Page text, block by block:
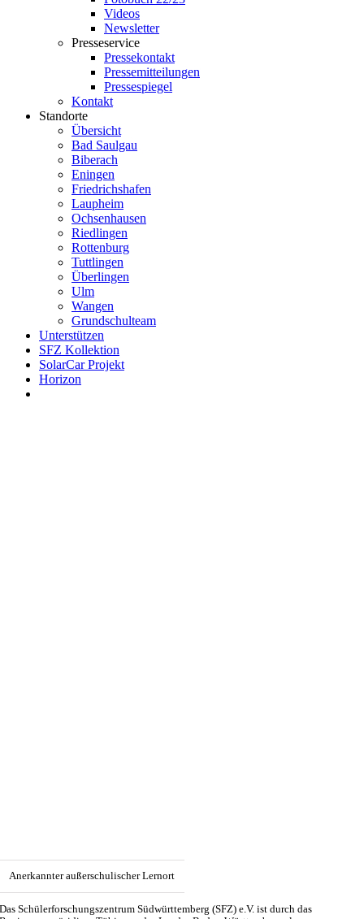
Videos
Newsletter
Presseservice
Pressekontakt
Pressemitteilungen
Pressespiegel
Kontakt
Standorte
Übersicht
Bad Saulgau
Biberach
Eningen
Friedrichshafen
Laupheim
Ochsenhausen
Riedlingen
Rottenburg
Tuttlingen
Überlingen
Ulm
Wangen
Grundschulteam
Unterstützen
SFZ Kollektion
SolarCar Projekt
Horizon
Anerkannter außerschulischer Lernort
Das Schülerforschungszentrum Südwürttemberg (SFZ) e.V. ist durch das